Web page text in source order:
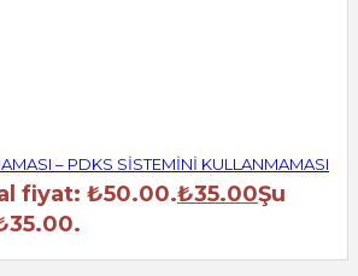
– PDKS SİSTEMİNİ KULLANMAMASI
fiyat: ₺50.00.₺35.00Şu